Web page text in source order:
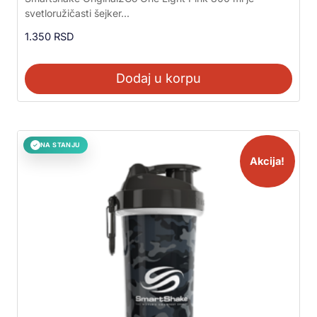
5.00
od 5
svetloružičasti šejker...
1.350 RSD
Dodaj u korpu
✓ NA STANJU
Akcija!